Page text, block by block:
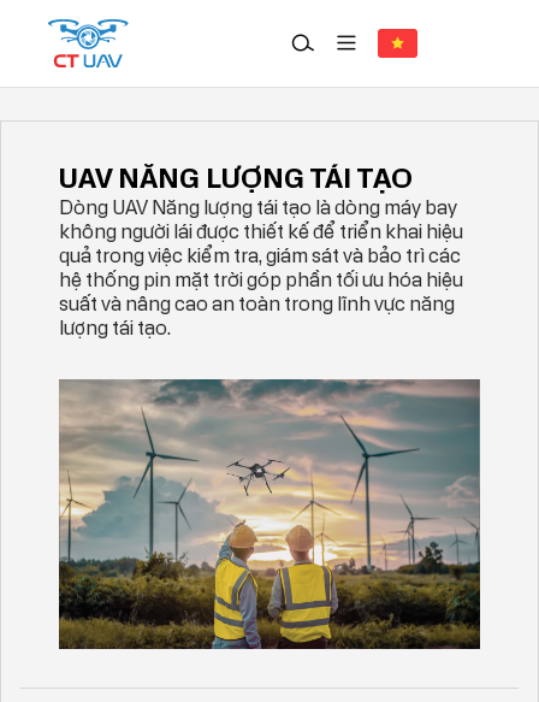
Giải pháp UAV NĂNG LƯỢNG TÁI TẠO
UAV NĂNG LƯỢNG TÁI TẠO
Dòng UAV Năng lượng tái tạo là dòng máy bay
không người lái được thiết kế để triển khai hiệu
quả trong việc kiểm tra, giám sát và bảo trì các
hệ thống pin mặt trời góp phần tối ưu hóa hiệu
suất và nâng cao an toàn trong lĩnh vực năng
lượng tái tạo.